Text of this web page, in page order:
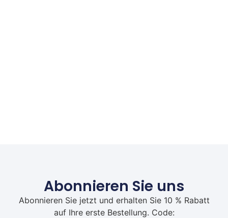
Abonnieren Sie uns
Abonnieren Sie jetzt und erhalten Sie 10 % Rabatt
auf Ihre erste Bestellung. Code: